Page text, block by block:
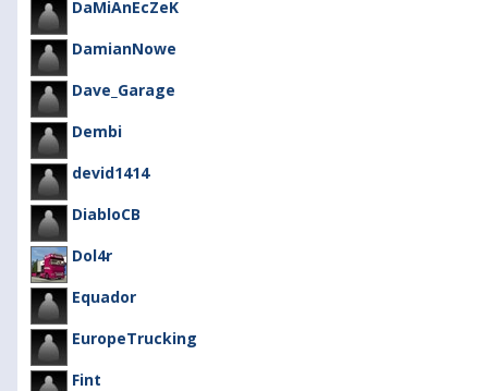
DaMiAnEcZeK
DamianNowe
Dave_Garage
Dembi
devid1414
DiabloCB
Dol4r
Equador
EuropeTrucking
Fint